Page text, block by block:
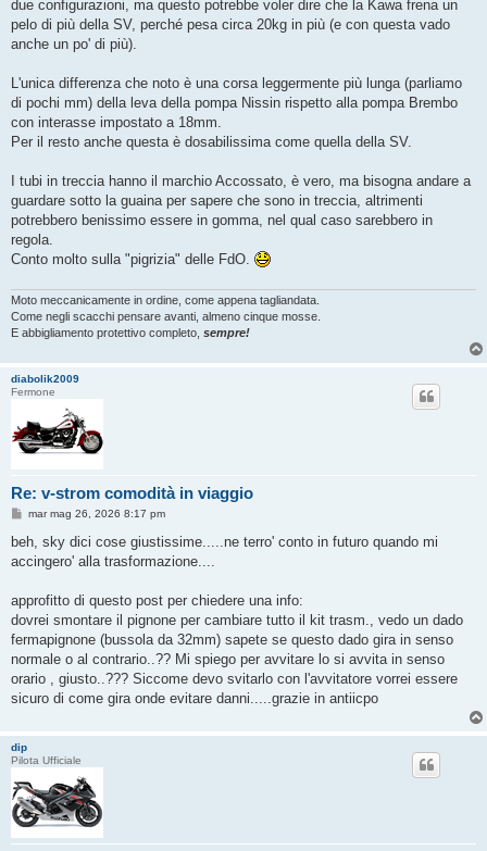
due configurazioni, ma questo potrebbe voler dire che la Kawa frena un
pelo di più della SV, perché pesa circa 20kg in più (e con questa vado
anche un po' di più).
L'unica differenza che noto è una corsa leggermente più lunga (parliamo
di pochi mm) della leva della pompa Nissin rispetto alla pompa Brembo
con interasse impostato a 18mm.
Per il resto anche questa è dosabilissima come quella della SV.
I tubi in treccia hanno il marchio Accossato, è vero, ma bisogna andare a
guardare sotto la guaina per sapere che sono in treccia, altrimenti
potrebbero benissimo essere in gomma, nel qual caso sarebbero in
regola.
Conto molto sulla "pigrizia" delle FdO.
Moto meccanicamente in ordine, come appena tagliandata.
Come negli scacchi pensare avanti, almeno cinque mosse.
E abbigliamento protettivo completo, sempre!
diabolik2009
Fermone
Re: v-strom comodità in viaggio
M
s
a
i
o
mar mag 26, 2026 8:17 pm
beh, sky dici cose giustissime.....ne terro' conto in futuro quando mi
accingero' alla trasformazione....
approfitto di questo post per chiedere una info:
dovrei smontare il pignone per cambiare tutto il kit trasm., vedo un dado
fermapignone (bussola da 32mm) sapete se questo dado gira in senso
normale o al contrario..?? Mi spiego per avvitare lo si avvita in senso
orario , giusto..??? Siccome devo svitarlo con l'avvitatore vorrei essere
sicuro di come gira onde evitare danni.....grazie in antiicpo
dip
Pilota Ufficiale